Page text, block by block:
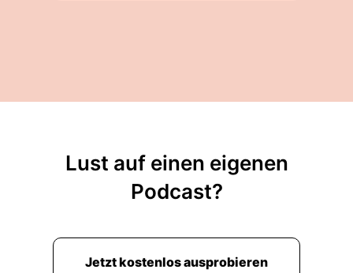
Macht hineinbrechen...
reinbrechen!
00:05:15: und dann stellt sich mir die Frage
Lust auf einen eigenen
Podcast?
Jetzt kostenlos ausprobieren